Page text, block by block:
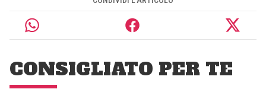
CONSIGLIATO PER TE